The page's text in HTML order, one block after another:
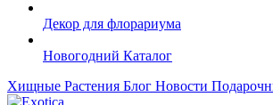
Декор для флорариума
Новогодний Каталог
Хищные Растения Блог Новости